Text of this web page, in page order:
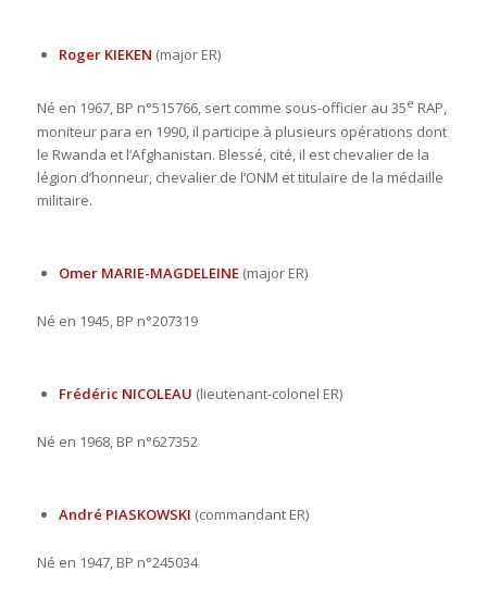
Roger KIEKEN (major ER)
Né en 1967, BP n°515766, sert comme sous-officier au 35e RAP,
moniteur para en 1990, il participe à plusieurs opérations dont
le Rwanda et l’Afghanistan. Blessé, cité, il est chevalier de la
légion d’honneur, chevalier de l’ONM et titulaire de la médaille
militaire.
Omer MARIE-MAGDELEINE(major ER)
Né en 1945, BP n°207319
Frédéric NICOLEAU (lieutenant-colonel ER)
Né en 1968, BP n°627352
André PIASKOWSKI (commandant ER)
Né en 1947, BP n°245034